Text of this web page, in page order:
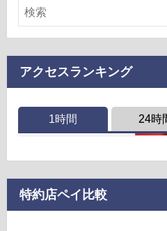
アクセスランキング
1時間 24時
特約店ペイ比較